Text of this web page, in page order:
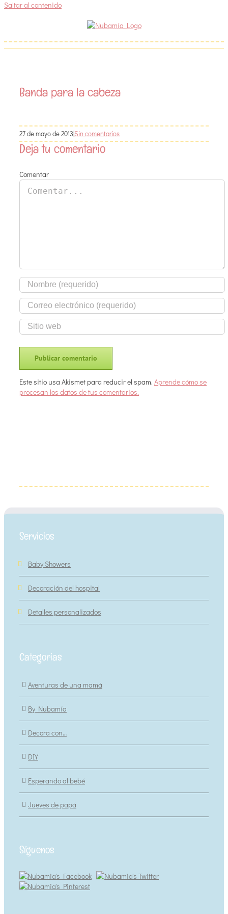
Saltar al contenido
Banda para la cabeza
27 de mayo de 2013|Sin comentarios
Deja tu comentario
Comentar
Este sitio usa Akismet para reducir el spam. Aprende cómo se
procesan los datos de tus comentarios.
Servicios
Baby Showers
Decoración del hospital
Detalles personalizados
Categorias
Aventuras de una mamá
By Nubamía
Decora con…
DIY
Esperando al bebé
Jueves de papá
Síguenos